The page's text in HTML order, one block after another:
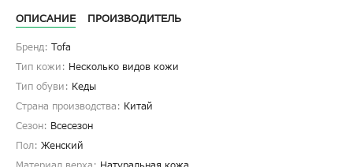
ОПИСАНИЕ ПРОИЗВОДИТЕЛЬ
Бренд: Tofa
Тип кожи: Несколько видов кожи
Тип обуви: Кеды
Страна производства: Китай
Сезон: Всесезон
Пол: Женский